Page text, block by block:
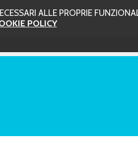
ALLE PROPRIE
POLICY